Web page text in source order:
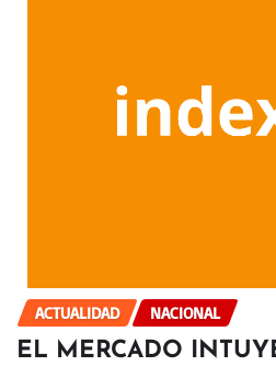
ACTUALIDAD NACIONAL
EL MERCADO